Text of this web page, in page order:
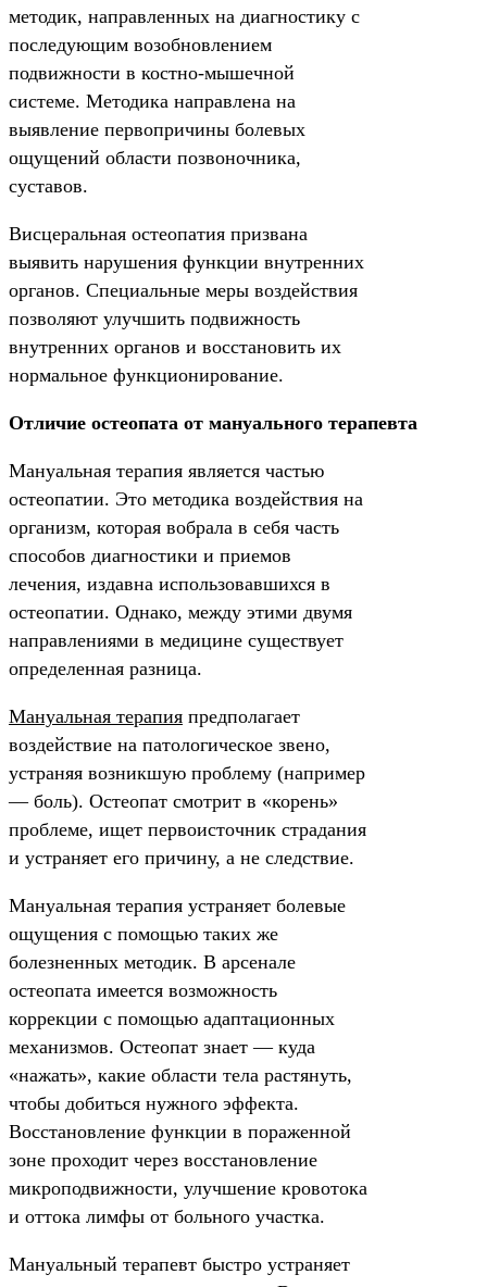
методик, направленных на диагностику с
последующим возобновлением
подвижности в костно-мышечной
системе. Методика направлена на
выявление первопричины болевых
ощущений области позвоночника,
суставов.
Висцеральная остеопатия призвана
выявить нарушения функции внутренних
органов. Специальные меры воздействия
позволяют улучшить подвижность
внутренних органов и восстановить их
нормальное функционирование.
Отличие остеопата от мануального терапевта
Мануальная терапия является частью
остеопатии. Это методика воздействия на
организм, которая вобрала в себя часть
способов диагностики и приемов
лечения, издавна использовавшихся в
остеопатии. Однако, между этими двумя
направлениями в медицине существует
определенная разница.
Мануальная терапия предполагает
воздействие на патологическое звено,
устраняя возникшую проблему (например
— боль). Остеопат смотрит в «корень»
проблеме, ищет первоисточник страдания
и устраняет его причину, а не следствие.
Мануальная терапия устраняет болевые
ощущения с помощью таких же
болезненных методик. В арсенале
остеопата имеется возможность
коррекции с помощью адаптационных
механизмов. Остеопат знает — куда
«нажать», какие области тела растянуть,
чтобы добиться нужного эффекта.
Восстановление функции в пораженной
зоне проходит через восстановление
микроподвижности, улучшение кровотока
и оттока лимфы от больного участка.
Мануальный терапевт быстро устраняет